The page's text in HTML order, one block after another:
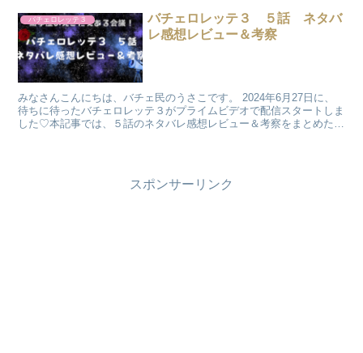
バチェロレッテ３
バチェロレッテ３ ５話 ネタバ
レ感想レビュー＆考察
みなさんこんにちは、バチェ民のうさこです。 2024年6月27日に、
待ちに待ったバチェロレッテ３がプライムビデオで配信スタートしま
した♡本記事では、５話のネタバレ感想レビュー＆考察をまとめたい
スポンサーリンク